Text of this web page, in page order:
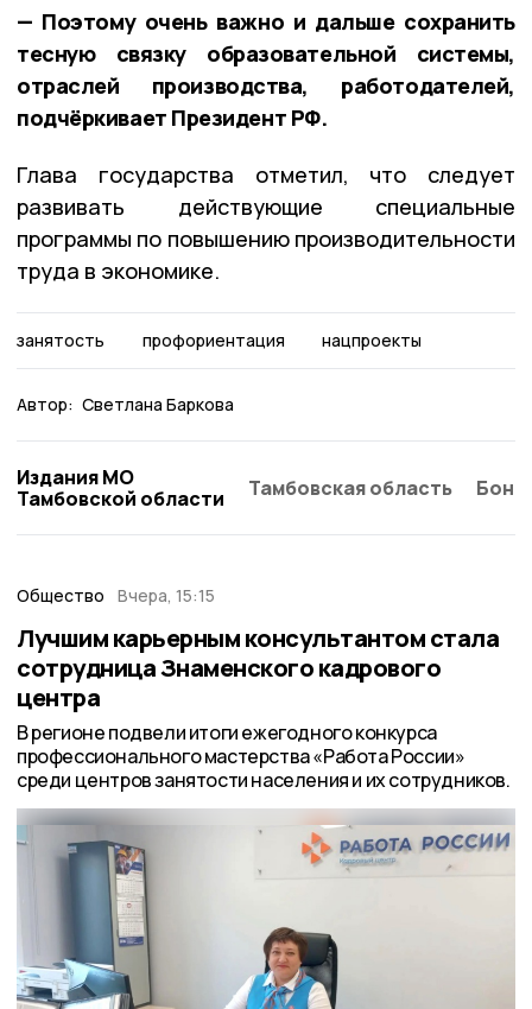
— Поэтому очень важно и дальше сохранить
тесную связку образовательной системы,
отраслей производства, работодателей,
подчёркивает Президент РФ.
Глава государства отметил, что следует
развивать действующие специальные
программы по повышению производительности
труда в экономике.
занятость профориентация нацпроекты
Автор: Светлана Баркова
Издания МО
Тамбовской области
Тамбовская область
Общество Вчера, 15:15
Лучшим карьерным консультантом стала
сотрудница Знаменского кадрового
центра
В регионе подвели итоги ежегодного конкурса
профессионального мастерства «Работа России»
среди центров занятости населения и их сотрудников.